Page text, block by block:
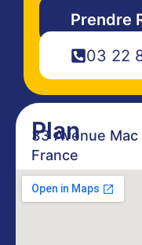
Plan
33 Avenue
France
Prendre
03 22